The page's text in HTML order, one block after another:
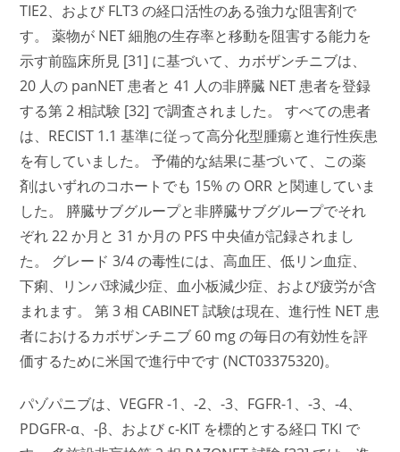
TIE2、および FLT3 の経口活性のある強力な阻害剤で
す。 薬物が NET 細胞の生存率と移動を阻害する能力を
示す前臨床所見 [31] に基づいて、カボザンチニブは、
20 人の panNET 患者と 41 人の非膵臓 NET 患者を登録
する第 2 相試験 [32] で調査されました。 すべての患者
は、RECIST 1.1 基準に従って高分化型腫瘍と進行性疾患
を有していました。 予備的な結果に基づいて、この薬
剤はいずれのコホートでも 15% の ORR と関連していま
した。 膵臓サブグループと非膵臓サブグループでそれ
ぞれ 22 か月と 31 か月の PFS 中央値が記録されまし
た。 グレード 3/4 の毒性には、高血圧、低リン血症、
下痢、リンパ球減少症、血小板減少症、および疲労が含
まれます。 第 3 相 CABINET 試験は現在、進行性 NET 患
者におけるカボザンチニブ 60 mg の毎日の有効性を評
価するために米国で進行中です (NCT03375320)。
パゾパニブは、VEGFR -1、-2、-3、FGFR-1、-3、-4、
PDGFR-α、-β、および c-KIT を標的とする経口 TKI で